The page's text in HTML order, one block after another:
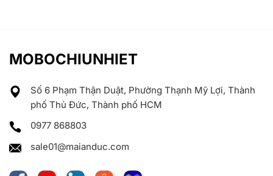
MOBOCHIUNHIET
Số 6 Phạm Thận Duật, Phường Thạnh Mỹ Lợi, Thành
phố Thủ Đức, Thành phố HCM
0977 868803
sale01@maianduc.com